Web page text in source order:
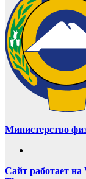
Министерство
Сайт работает на